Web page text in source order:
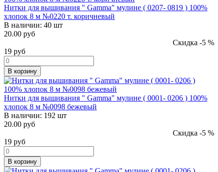
Нитки для вышивания " Gamma" мулине ( 0207- 0819 ) 100%
хлопок 8 м №0220 т. коричневый
В наличии: 40 шт
20.00 руб
Скидка -5 %
19 руб
В корзину
Нитки для вышивания " Gamma" мулине ( 0001- 0206 ) 100%
хлопок 8 м №0098 бежевый
В наличии: 192 шт
20.00 руб
Скидка -5 %
19 руб
В корзину